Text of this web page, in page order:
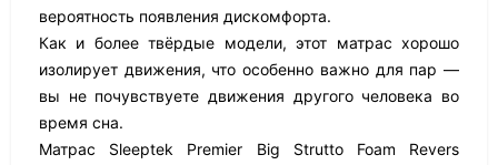
вероятность появления дискомфорта.
Как и более твёрдые модели, этот матрас хорошо
изолирует движения, что особенно важно для пар —
вы не почувствуете движения другого человека во
время сна.
Матрас Sleeptek Premier Big Strutto Foam Revers